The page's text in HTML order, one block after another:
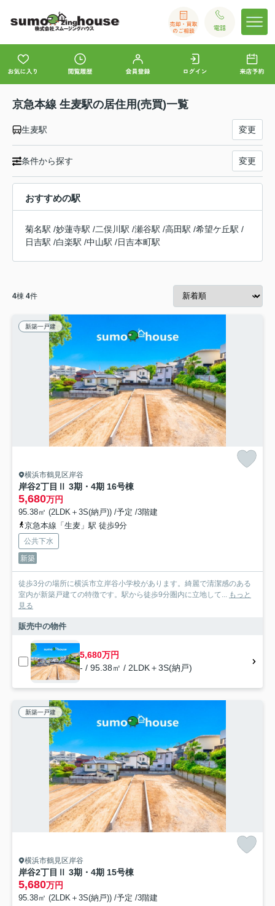
京急本線 生麦駅の居住用(売買)一覧
生麦駅 変更
条件から探す 変更
おすすめの駅
菊名駅 /妙蓮寺駅 /二俣川駅 /瀬谷駅 /高田駅 /希望ケ丘駅 /
日吉駅 /白楽駅 /中山駅 /日吉本町駅
4棟 4件
新築一戸建
横浜市鶴見区岸谷
岸谷2丁目Ⅱ 3期・4期 16号棟
5,680万円
95.38㎡ (2LDK＋3S(納戸)) /予定 /3階建
京急本線「生麦」駅 徒歩9分
公共下水
新築
徒歩3分の場所に横浜市立岸谷小学校があります。綺麗で清潔感のある
室内が新築戸建ての特徴です。駅から徒歩9分圏内に立地して... もっと
見る
販売中の物件
5,680万円
- / 95.38㎡ / 2LDK＋3S(納戸)
新築一戸建
横浜市鶴見区岸谷
岸谷2丁目Ⅱ 3期・4期 15号棟
5,680万円
95.38㎡ (2LDK＋3S(納戸)) /予定 /3階建